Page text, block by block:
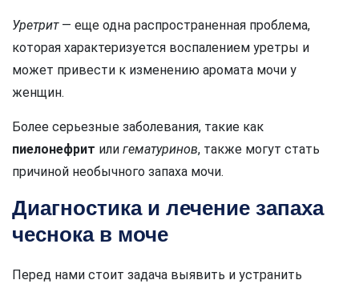
Уретрит— еще одна распространенная проблема,
которая характеризуется воспалением уретры и
может привести к изменению аромата мочи у
женщин.
Более серьезные заболевания, такие как
пиелонефрит или гематуринов, также могут стать
причиной необычного запаха мочи.
Диагностика и лечение запаха
чеснока в моче
Перед нами стоит задача выявить и устранить